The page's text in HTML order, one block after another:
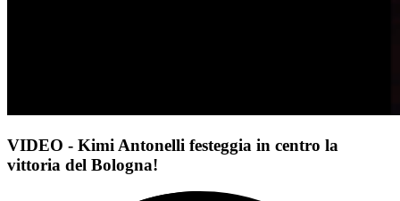
VIDEO - Kimi Antonelli festeggia in centro la
vittoria del Bologna!